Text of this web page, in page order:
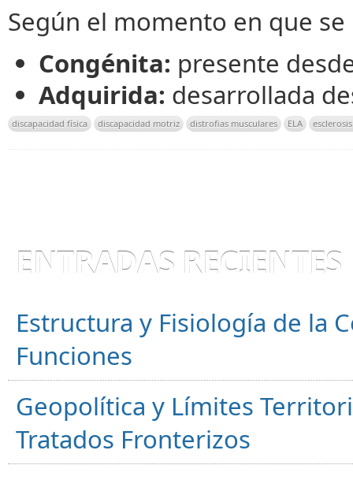
Según el momento en que
Congénita: presente
Adquirida: desarrollada
discapacidad física discapacidad motriz distrofias musculares ELA
ENTRADAS RECIENTES
Estructura y Fisiología de la
Funciones
Geopolítica y Límites
Tratados Fronterizos